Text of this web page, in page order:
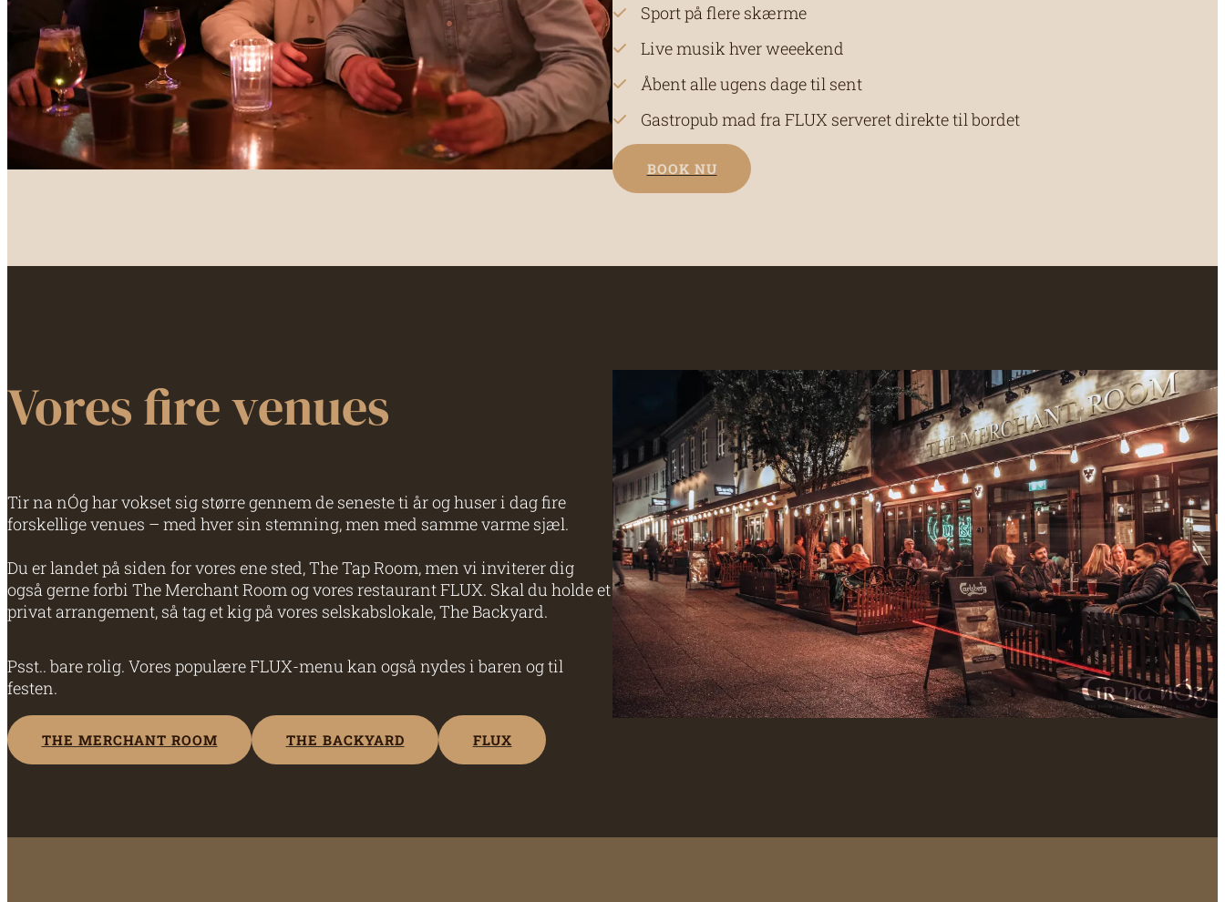
Sport på flere skærme
Live musik hver weeekend
Åbent alle ugens dage til sent
Gastropub mad fra FLUX serveret direkte til bordet
BOOK NU
Vores fire venues
Tir na nÓg har vokset sig større gennem de seneste ti år og huser i dag fire
forskellige venues – med hver sin stemning, men med samme varme sjæl.
Du er landet på siden for vores ene sted, The Tap Room, men vi inviterer dig
også gerne forbi The Merchant Room og vores restaurant FLUX. Skal du holde et
privat arrangement, så tag et kig på vores selskabslokale, The Backyard.
Psst.. bare rolig. Vores populære FLUX-menu kan også nydes i baren og til
festen.
THE MERCHANT ROOM THE BACKYARD FLUX